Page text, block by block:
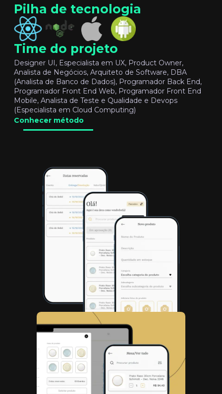
Pilha de tecnologia
Time do projeto
Designer UI, Especialista em UX, Product Owner,
Analista de Negócios, Arquiteto de Software, DBA
(Analista de Banco de Dados), Programador Back End,
Programador Front End Web, Programador Front End
Mobile, Analista de Teste e Qualidade e Devops
(Especialista em Cloud Computing)
Conhecer método